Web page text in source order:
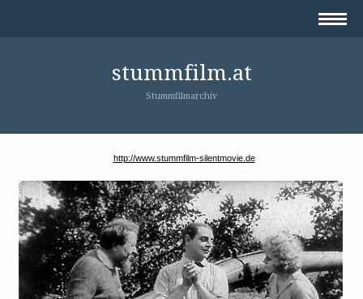
stummfilm.at
Stummfilmarchiv
http://www.stummfilm-silentmovie.de